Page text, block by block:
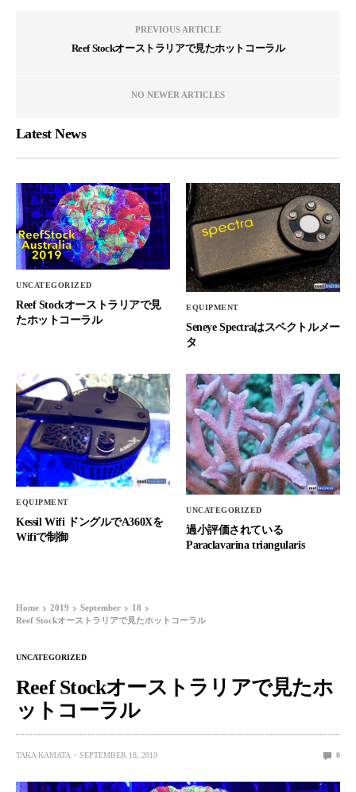
PREVIOUS ARTICLE
Reef Stockオーストラリアで見たホットコーラル
NO NEWER ARTICLES
Latest News
UNCATEGORIZED
Reef Stockオーストラリアで見
たホットコーラル
EQUIPMENT
Seneye Spectraはスペクトルメー
タ
EQUIPMENT
Kessil Wifi ドングルでA360Xを
Wifiで制御
UNCATEGORIZED
過小評価されている
Paraclavarina triangularis
Home 2019 September
18
Reef Stockオーストラリアで見たホットコーラル
UNCATEGORIZED
Reef Stockオーストラリアで見たホ
ットコーラル
TAKA KAMATA SEPTEMBER 18, 2019 0